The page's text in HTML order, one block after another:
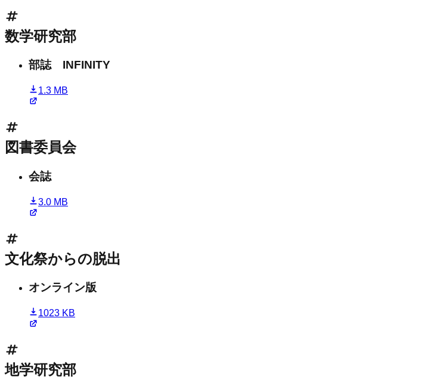
数学研究部
部誌 INFINITY
1.3 MB
図書委員会
会誌
3.0 MB
文化祭からの脱出
オンライン版
1023 KB
地学研究部